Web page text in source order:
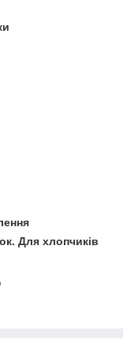
Для хлопчиків